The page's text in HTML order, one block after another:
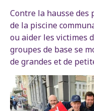
Contre la hausse
de la piscine
ou aider les victimes
groupes de base se
de grandes et de